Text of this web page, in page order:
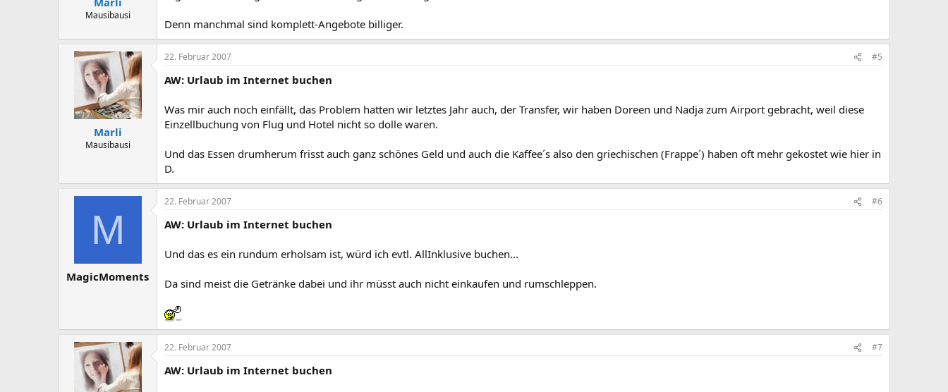
Mausibausi
Denn manchmal sind komplett-Angebote billiger.
Marli
Mausibausi
22. Februar 2007 #5
AW: Urlaub im Internet buchen
Was mir auch noch einfällt, das Problem hatten wir letztes Jahr auch, der Transfer, wir haben Doreen und Nadja zum Airport gebracht, weil diese
Einzellbuchung von Flug und Hotel nicht so dolle waren.
Und das Essen drumherum frisst auch ganz schönes Geld und auch die Kaffee´s also den griechischen (Frappe´) haben oft mehr gekostet wie hier in
D.
M
MagicMoments
22. Februar 2007 #6
AW: Urlaub im Internet buchen
Und das es ein rundum erholsam ist, würd ich evtl. AllInklusive buchen...
Da sind meist die Getränke dabei und ihr müsst auch nicht einkaufen und rumschleppen.
22. Februar 2007 #7
AW: Urlaub im Internet buchen